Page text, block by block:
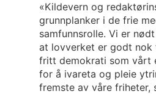
«Kildevern og
grunnplanker i de frie
samfunnsrolle. Vi er
at lovverket er godt nok
fritt demokrati som vårt
for å ivareta og pleie
fremste av våre friheter,